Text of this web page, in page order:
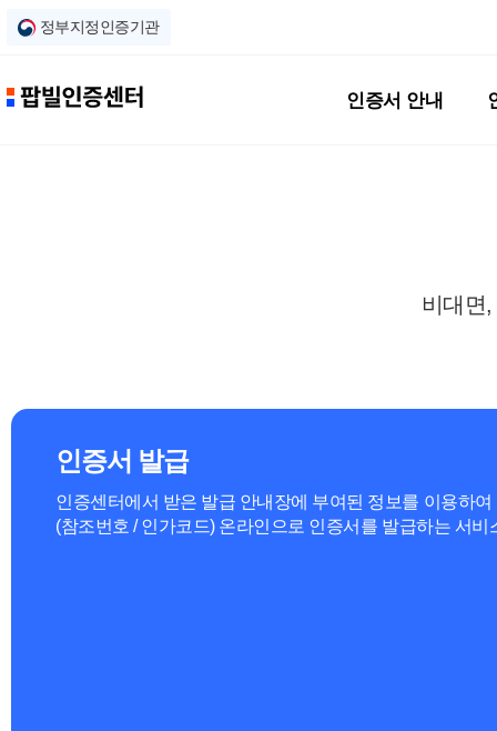
정부지정인증기관
인증서 안내
비대면
인증서 발급
인증센터에서 받은 발급 안내장에 부여된 정보를 이용하여
(참조번호 / 인가코드) 온라인으로 인증서를 발급하는 서비